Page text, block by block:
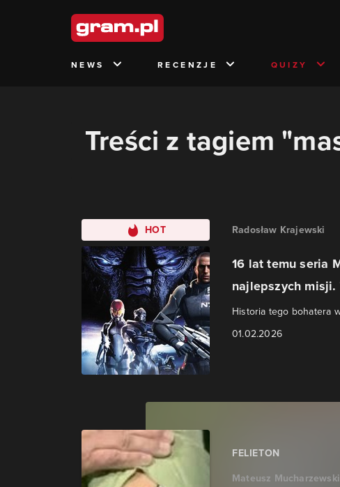
NEWS RECENZJE QUIZY
Treści z tagiem
HOT Radosław Krajewski
16 lat temu seria
najlepszych misji.
Historia tego bohatera
01.02.2026
FELIETON
Mateusz Mucharzewski